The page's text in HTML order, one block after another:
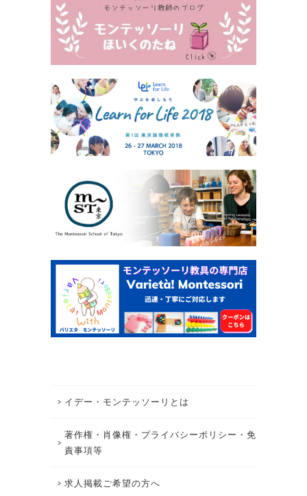
イデー・モンテッソーリとは
著作権・肖像権・プライバシーポリシー・免
責事項等
求人掲載ご希望の方へ